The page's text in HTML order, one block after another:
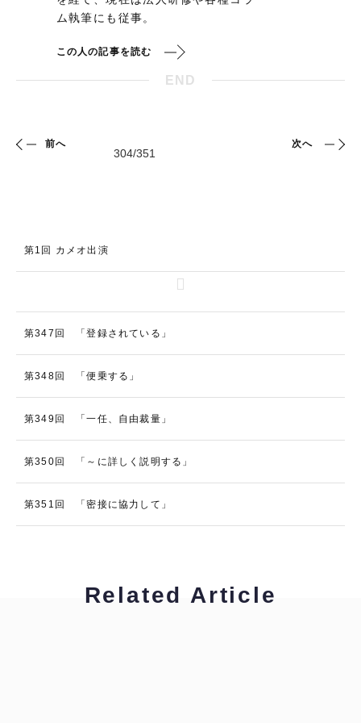
ム執筆にも従事。
この人の記事を読む
END
前へ 次へ
第1回 カメオ出演
第347回 「登録されている」
第348回 「便乗する」
第349回 「一任、自由裁量」
第350回 「～に詳しく説明する」
第351回 「密接に協力して」
Related Article